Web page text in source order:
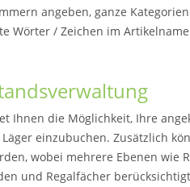
angeben, ganze
Wörter / Zeichen im
Ihnen die Möglichkeit, Ihre
einzubuchen. Zusätzlich
wobei mehrere Ebenen wie
und Regalfächer